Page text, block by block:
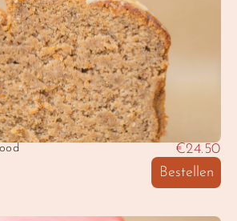
€24.50
Bestellen